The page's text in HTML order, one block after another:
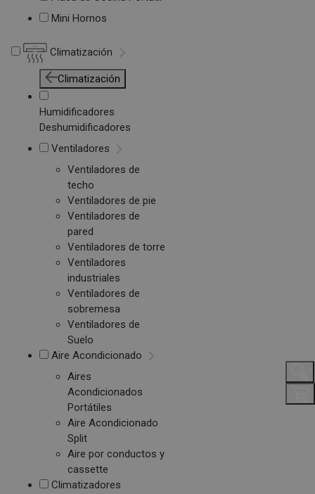
Mini Hornos
Climatización
Climatización
Humidificadores
Deshumidificadores
Ventiladores
Ventiladores de
techo
Ventiladores de pie
Ventiladores de
pared
Ventiladores de torre
Ventiladores
industriales
Ventiladores de
sobremesa
Ventiladores de
Suelo
Aire Acondicionado
Aires
Acondicionados
Portátiles
Aire Acondicionado
Split
Aire por conductos y
cassette
Climatizadores